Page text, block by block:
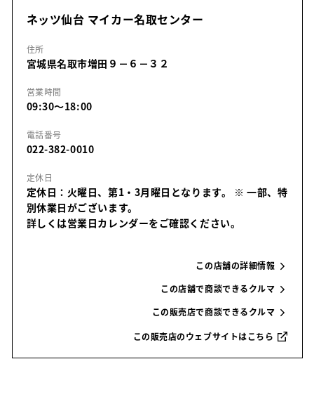
ネッツ仙台 マイカー名取センター
住所
宮城県名取市増田９－６－３２
営業時間
09:30～18:00
電話番号
022-382-0010
定休日
定休日：火曜日、第1・3月曜日となります。
※ 一部、特
別休業日がございます。
詳しくは営業日カレンダーをご確認ください。
この店舗の詳細情報
この店舗で商談できるクルマ
この販売店で商談できるクルマ
この販売店のウェブサイトはこちら